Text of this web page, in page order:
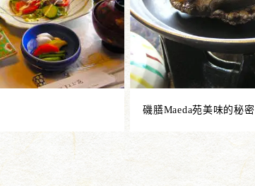
磯膳Maeda苑美味的秘密